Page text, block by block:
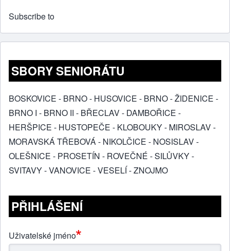
Subscribe to
SBORY SENIORÁTU
BOSKOVICE - BRNO - HUSOVICE - BRNO - ŽIDENICE -
BRNO I - BRNO II - BŘECLAV- DAMBOŘICE -
HERŠPICE - HUSTOPEČE - KLOBOUKY- MIROSLAV-
MORAVSKÁ TŘEBOVÁ- NIKOLČICE - NOSISLAV-
OLEŠNICE - PROSETÍN - ROVEČNÉ -SILŮVKY-
SVITAVY-VANOVICE -VESELÍ-ZNOJMO
PŘIHLÁŠENÍ
Uživatelské jméno